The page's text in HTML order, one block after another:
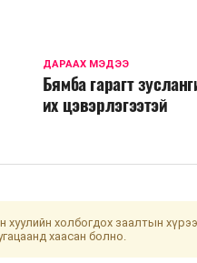
ДАРААХ МЭДЭЭ
Бямба гарагт
их цэвэрлэгээтэй
холбогдох заалтын
хаасан болно.